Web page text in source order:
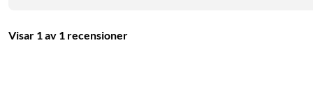
PCIe 4.0-hastighet maximerad
Visar 1 av 1 recensioner